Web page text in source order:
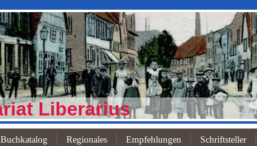
Liberarius
Buchkatalog Regionales Empfehlungen Schriftsteller